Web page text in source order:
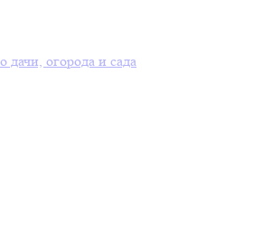
дачи, огорода и сада